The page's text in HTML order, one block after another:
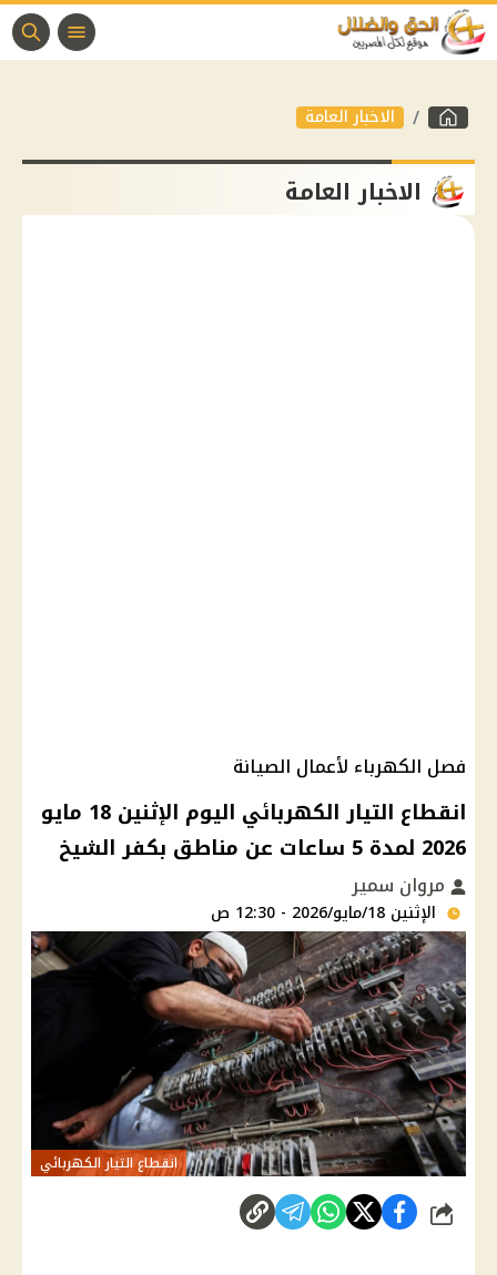
الاخبار العامة
الاخبار العامة
فصل الكهرباء لأعمال الصيانة
انقطاع التيار الكهربائي اليوم الإثنين 18 مايو
2026 لمدة 5 ساعات عن مناطق بكفر الشيخ
مروان سمير
الإثنين 18/مايو/2026 - 12:30 ص
انقطاع التيار الكهربائي
شارك